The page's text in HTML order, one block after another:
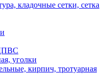
кладочные сетки, сетка
уголки